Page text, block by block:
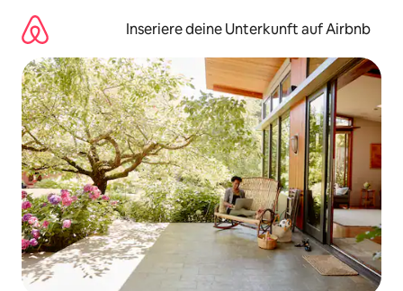
Inhalten
springen
Inseriere deine Unterkunft auf Airbnb